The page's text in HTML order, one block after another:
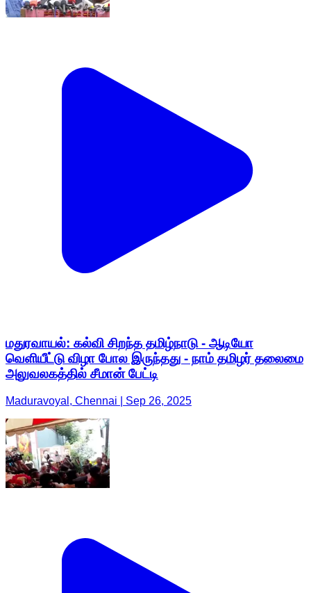
மதுரவாயல்: கல்வி சிறந்த தமிழ்நாடு - ஆடியோ
வெளியீட்டு விழா போல இருந்தது - நாம் தமிழர் தலைமை
அலுவலகத்தில் சீமான் பேட்டி
Maduravoyal, Chennai | Sep 26, 2025